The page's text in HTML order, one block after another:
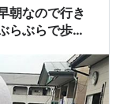
ではひっつみ
朝なので行き
らぶらで歩い